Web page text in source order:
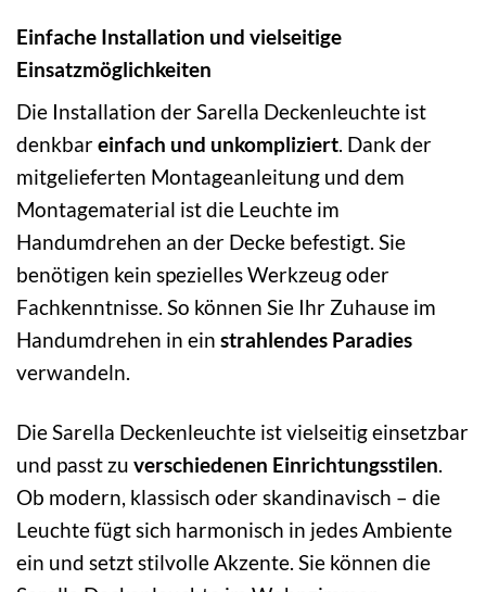
Einfache Installation und vielseitige
Einsatzmöglichkeiten
Die Installation der Sarella Deckenleuchte ist
denkbareinfach und unkompliziert. Dank der
mitgelieferten Montageanleitung und dem
Montagematerial ist die Leuchte im
Handumdrehen an der Decke befestigt. Sie
benötigen kein spezielles Werkzeug oder
Fachkenntnisse. So können Sie Ihr Zuhause im
Handumdrehen in ein strahlendes Paradies
verwandeln.
Die Sarella Deckenleuchte ist vielseitig einsetzbar
und passt zu verschiedenen Einrichtungsstilen.
Ob modern, klassisch oder skandinavisch – die
Leuchte fügt sich harmonisch in jedes Ambiente
ein und setzt stilvolle Akzente. Sie können die